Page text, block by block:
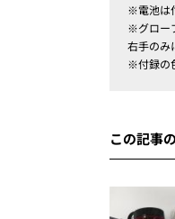
※電池は
※グロー
右手のみ
※付録の
この記事